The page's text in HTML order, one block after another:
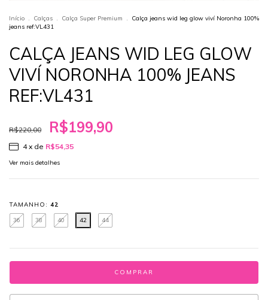
Início . Calças . Calça Super Premium .
Calça jeans wid leg glow viví Noronha 100%
jeans ref:VL431
CALÇA JEANS WID LEG GLOW
VIVÍ NORONHA 100% JEANS
REF:VL431
R$220,00 R$199,90
4 x de R$54,35
Ver mais detalhes
TAMANHO: 42
36
38 40 42 44